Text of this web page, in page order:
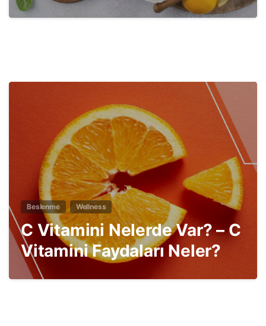
Beslenme Wellness
C Vitamini Nelerde Var? – C
Vitamini Faydaları Neler?